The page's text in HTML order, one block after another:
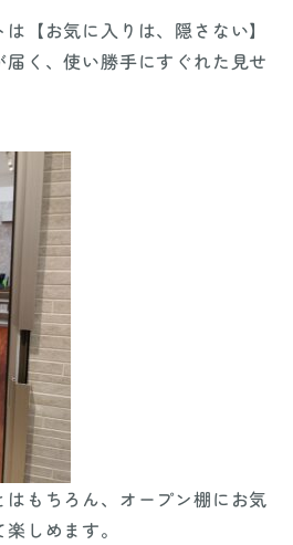
【お気に入りは、隠さない】
く、使い勝手にすぐれた見せ
もちろん、オープン棚にお気
しめます。